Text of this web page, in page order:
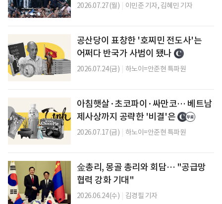
2026.07.27(월) 이민준 기자, 김혜민 기자
공산당이 표창한 '호찌민 전도사'는
어쩌다 반국가 사범이 됐나
2026.07.24(금) 하노이=안준현 특파원
아침햇살·초코파이·싸만코… 베트남
제사상까지 공략한 '비결'은
2026.07.17(금) 하노이=안준현 특파원
金총리, 몽골 총리와 회담… "공급망
협력 강화 기대"
2026.06.24(수) 김경필 기자